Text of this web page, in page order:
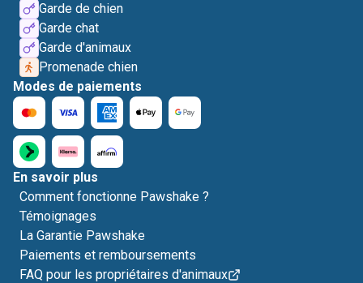
Garde de chien
Garde chat
Garde d'animaux
Promenade chien
Modes de paiements
En savoir plus
Comment fonctionne Pawshake ?
Témoignages
La Garantie Pawshake
Paiements et remboursements
FAQ pour les propriétaires d'animaux